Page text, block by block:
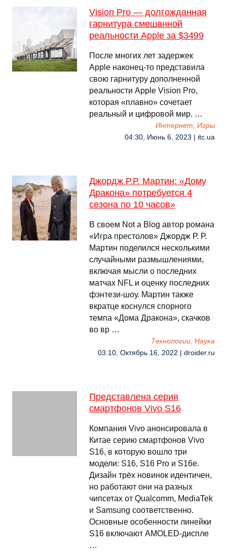
Vision Pro — долгожданная
гарнитура смешанной
реальности Apple за $3499
После многих лет задержек
Apple наконец-то представила
свою гарнитуру дополненной
реальности Apple Vision Pro,
которая «плавно» сочетает
реальный и цифровой мир. …
Интернет, Игры
04:30, Июнь 6, 2023 | itc.ua
Джордж Р.Р. Мартин: «Дому
Дракона» потребуется 4
сезона по 10 часов»
В своем Not a Blog автор романа
«Игра престолов» Джордж Р. Р.
Мартин поделился несколькими
случайными размышлениями,
включая мысли о последних
матчах NFL и оценку последних
фэнтези-шоу. Мартин также
вкратце коснулся спорного
темпа «Дома Дракона», скачков
во вр …
Технологии, Наука
03:10, Октябрь 16, 2022 | droider.ru
Представлена серия
смартфонов Vivo S16
Компания Vivo анонсировала в
Китае серию смартфонов Vivo
S16, в которую вошло три
модели: S16, S16 Pro и S16e.
Дизайн трёх новинок идентичен,
но работают они на разных
чипсетах от Qualcomm, MediaTek
и Samsung соответственно.
Основные особенности линейки
S16 включают AMOLED-диспле
…